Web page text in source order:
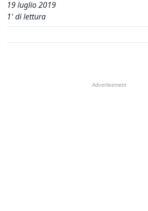
19 luglio 2019
1' di lettura